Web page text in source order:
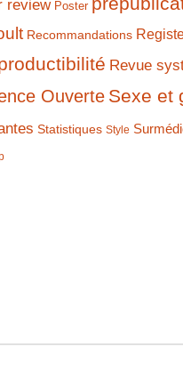
review Poster
Recommandations
Revue
Ouverte Sexe et
Statistiques Style